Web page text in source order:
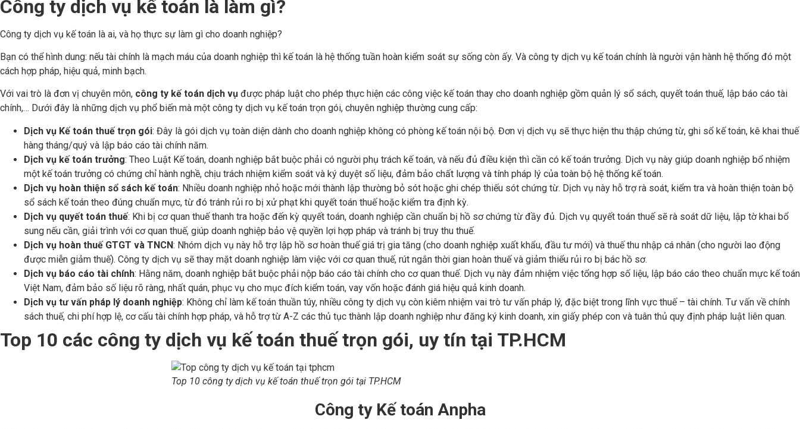
Công ty dịch vụ kế toán là làm gì?
Công ty dịch vụ kế toán là ai, và họ thực sự làm gì cho doanh nghiệp?
Bạn có thể hình dung: nếu tài chính là mạch máu của doanh nghiệp thì kế toán là hệ thống tuần hoàn kiểm soát sự sống còn ấy. Và công ty dịch vụ kế toán chính là người vận hành hệ thống đó một
cách hợp pháp, hiệu quả, minh bạch.
Với vai trò là đơn vị chuyên môn, công ty kế toán dịch vụ được pháp luật cho phép thực hiện các công việc kế toán thay cho doanh nghiệp gồm quản lý sổ sách, quyết toán thuế, lập báo cáo tài
chính,… Dưới đây là những dịch vụ phổ biến mà một công ty dịch vụ kế toán trọn gói, chuyên nghiệp thường cung cấp:
Dịch vụ Kế toán thuế trọn gói: Đây là gói dịch vụ toàn diện dành cho doanh nghiệp không có phòng kế toán nội bộ. Đơn vị dịch vụ sẽ thực hiện thu thập chứng từ, ghi sổ kế toán, kê khai thuế
hàng tháng/quý và lập báo cáo tài chính năm.
Dịch vụ kế toán trưởng: Theo Luật Kế toán, doanh nghiệp bắt buộc phải có người phụ trách kế toán, và nếu đủ điều kiện thì cần có kế toán trưởng. Dịch vụ này giúp doanh nghiệp bổ nhiệm
một kế toán trưởng có chứng chỉ hành nghề, chịu trách nhiệm kiểm soát và ký duyệt số liệu, đảm bảo chất lượng và tính pháp lý của toàn bộ hệ thống kế toán.
Dịch vụ hoàn thiện sổ sách kế toán: Nhiều doanh nghiệp nhỏ hoặc mới thành lập thường bỏ sót hoặc ghi chép thiếu sót chứng từ. Dịch vụ này hỗ trợ rà soát, kiểm tra và hoàn thiện toàn bộ
sổ sách kế toán theo đúng chuẩn mực, từ đó tránh rủi ro bị xử phạt khi quyết toán thuế hoặc kiểm tra định kỳ.
Dịch vụ quyết toán thuế: Khi bị cơ quan thuế thanh tra hoặc đến kỳ quyết toán, doanh nghiệp cần chuẩn bị hồ sơ chứng từ đầy đủ. Dịch vụ quyết toán thuế sẽ rà soát dữ liệu, lập tờ khai bổ
sung nếu cần, giải trình với cơ quan thuế, giúp doanh nghiệp bảo vệ quyền lợi hợp pháp và tránh bị truy thu thuế.
Dịch vụ hoàn thuế GTGT và TNCN: Nhóm dịch vụ này hỗ trợ lập hồ sơ hoàn thuế giá trị gia tăng (cho doanh nghiệp xuất khẩu, đầu tư mới) và thuế thu nhập cá nhân (cho người lao động
được miễn giảm thuế). Công ty dịch vụ sẽ thay mặt doanh nghiệp làm việc với cơ quan thuế, rút ngắn thời gian hoàn thuế và giảm thiểu rủi ro bị bác hồ sơ.
Dịch vụ báo cáo tài chính: Hằng năm, doanh nghiệp bắt buộc phải nộp báo cáo tài chính cho cơ quan thuế. Dịch vụ này đảm nhiệm việc tổng hợp số liệu, lập báo cáo theo chuẩn mực kế toán
Việt Nam, đảm bảo số liệu rõ ràng, nhất quán, phục vụ cho mục đích kiểm toán, vay vốn hoặc đánh giá hiệu quả kinh doanh.
Dịch vụ tư vấn pháp lý doanh nghiệp: Không chỉ làm kế toán thuần túy, nhiều công ty dịch vụ còn kiêm nhiệm vai trò tư vấn pháp lý, đặc biệt trong lĩnh vực thuế – tài chính. Tư vấn về chính
sách thuế, chi phí hợp lệ, cơ cấu tài chính hợp pháp, và hỗ trợ từ A-Z các thủ tục thành lập doanh nghiệp như đăng ký kinh doanh, xin giấy phép con và tuân thủ quy định pháp luật liên quan.
Top 10 các công ty dịch vụ kế toán thuế trọn gói, uy tín tại TP.HCM
Top 10 công ty dịch vụ kế toán thuế trọn gói tại TP.HCM
Công ty Kế toán Anpha